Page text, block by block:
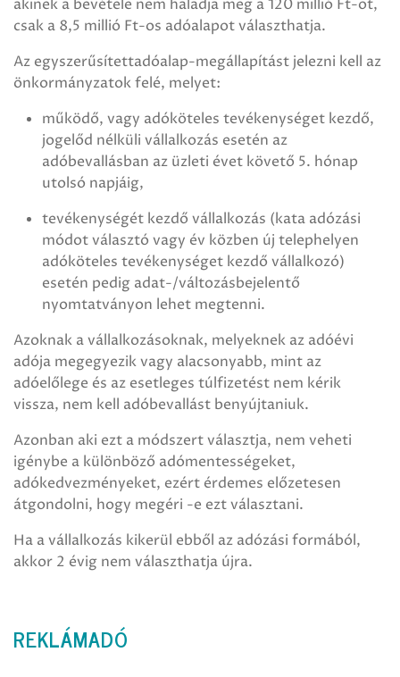
akinek a bevétele nem haladja meg a 120 millió Ft-ot,
csak a 8,5 millió Ft-os adóalapot választhatja.
Az egyszerűsítettadóalap-megállapítást jelezni kell az
önkormányzatok felé, melyet:
működő, vagy adóköteles tevékenységet kezdő,
jogelőd nélküli vállalkozás esetén az
adóbevallásban az üzleti évet követő 5. hónap
utolsó napjáig,
tevékenységét kezdő vállalkozás (kata adózási
módot választó vagy év közben új telephelyen
adóköteles tevékenységet kezdő vállalkozó)
esetén pedig adat-/változásbejelentő
nyomtatványon lehet megtenni.
Azoknak a vállalkozásoknak, melyeknek az adóévi
adója megegyezik vagy alacsonyabb, mint az
adóelőlege és az esetleges túlfizetést nem kérik
vissza, nem kell adóbevallást benyújtaniuk.
Azonban aki ezt a módszert választja, nem veheti
igénybe a különböző adómentességeket,
adókedvezményeket, ezért érdemes előzetesen
átgondolni, hogy megéri -e ezt választani.
Ha a vállalkozás kikerül ebből az adózási formából,
akkor 2 évig nem választhatja újra.
REKLÁMADÓ